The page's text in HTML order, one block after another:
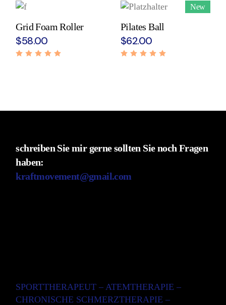
Grid Foam Roller
$58.00
New
Pilates Ball
$62.00
schreiben Sie mir gerne sollten Sie noch Fragen
haben:
kraftmovement@gmail.com
SPORTTHERAPEUT – ATEMTHERAPIE –
CHRONISCHE SCHMERZTHERAPIE –